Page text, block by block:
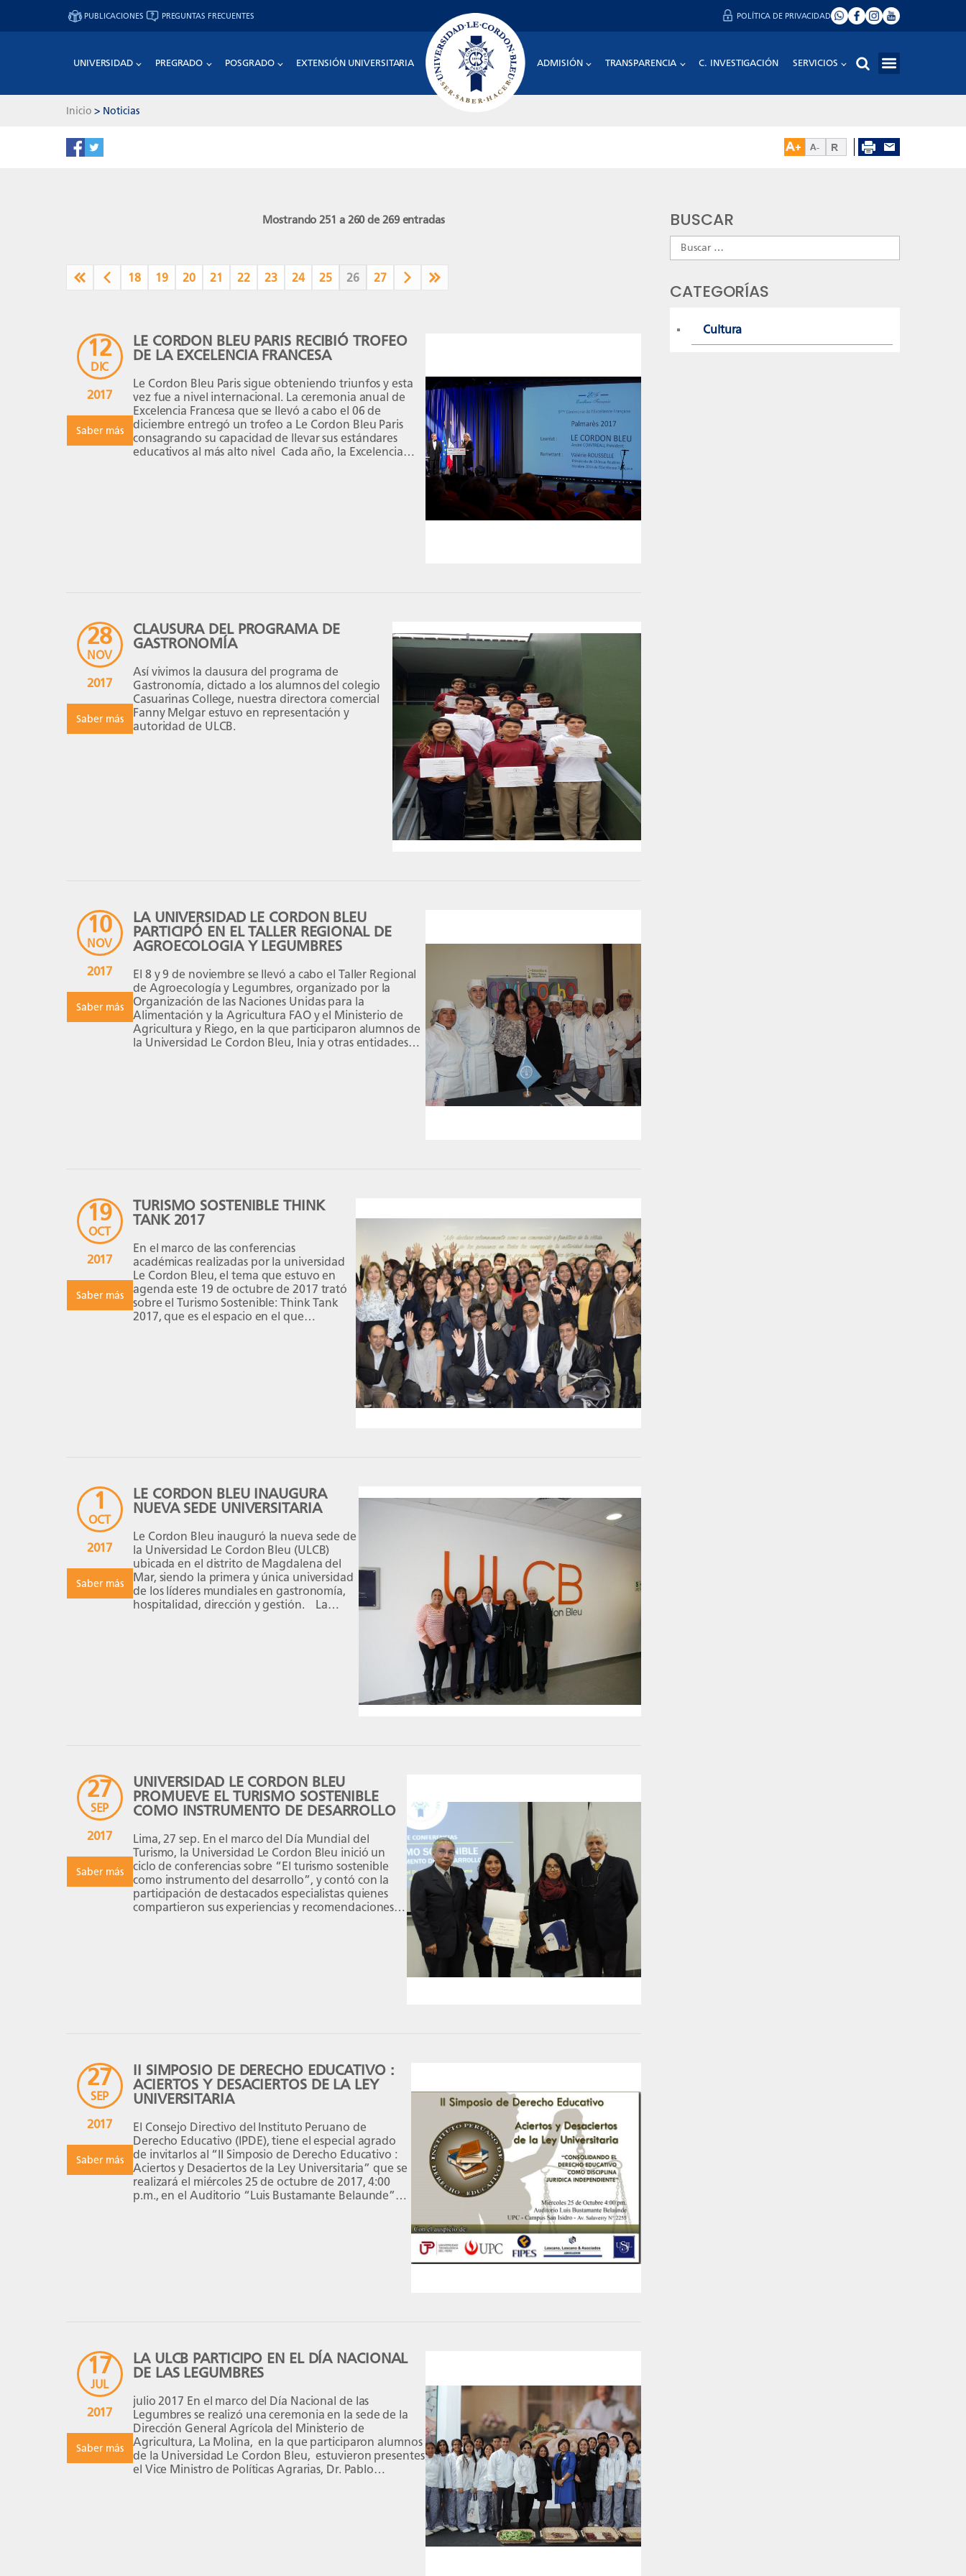
PUBLICACIONES PREGUNTAS FRECUENTES POLÍTICA DE PRIVACIDAD
UNIVERSIDAD PREGRADO POSGRADO EXTENSIÓN UNIVERSITARIA ADMISIÓN TRANSPARENCIA C. INVESTIGACIÓN SERVICIOS
Inicio > Noticias
Mostrando 251 a 260 de 269 entradas
18 19 20 21 22 23 24 25 26 27
12
DIC
2017
Saber más
LE CORDON BLEU PARIS RECIBIÓ TROFEO
DE LA EXCELENCIA FRANCESA
Le Cordon Bleu Paris sigue obteniendo triunfos y esta
vez fue a nivel internacional. La ceremonia anual de
Excelencia Francesa que se llevó a cabo el 06 de
diciembre entregó un trofeo a Le Cordon Bleu Paris
consagrando su capacidad de llevar sus estándares
educativos al más alto nivel Cada año, la Excelencia
28
NOV
2017
Saber más
CLAUSURA DEL PROGRAMA DE
GASTRONOMÍA
Así vivimos la clausura del programa de
Gastronomía, dictado a los alumnos del colegio
Casuarinas College, nuestra directora comercial
Fanny Melgar estuvo en representación y
autoridad de ULCB.
10
NOV
2017
Saber más
LA UNIVERSIDAD LE CORDON BLEU
PARTICIPÓ EN EL TALLER REGIONAL DE
AGROECOLOGIA Y LEGUMBRES
El 8 y 9 de noviembre se llevó a cabo el Taller Regional
de Agroecología y Legumbres, organizado por la
Organización de las Naciones Unidas para la
Alimentación y la Agricultura FAO y el Ministerio de
Agricultura y Riego, en la que participaron alumnos de
la Universidad Le Cordon Bleu, Inia y otras entidades
19
OCT
2017
Saber más
TURISMO SOSTENIBLE THINK
TANK 2017
En el marco de las conferencias
académicas realizadas por la universidad
Le Cordon Bleu, el tema que estuvo en
agenda este 19 de octubre de 2017 trató
sobre el Turismo Sostenible: Think Tank
2017, que es el espacio en el que
1
OCT
2017
Saber más
LE CORDON BLEU INAUGURA
NUEVA SEDE UNIVERSITARIA
Le Cordon Bleu inauguró la nueva sede de
la Universidad Le Cordon Bleu (ULCB)
ubicada en el distrito de Magdalena del
Mar, siendo la primera y única universidad
de los líderes mundiales en gastronomía,
hospitalidad, dirección y gestión. La
27
SEP
2017
Saber más
UNIVERSIDAD LE CORDON BLEU
PROMUEVE EL TURISMO SOSTENIBLE
COMO INSTRUMENTO DE DESARROLLO
Lima, 27 sep. En el marco del Día Mundial del
Turismo, la Universidad Le Cordon Bleu inició un
ciclo de conferencias sobre “El turismo sostenible
como instrumento del desarrollo”, y contó con la
participación de destacados especialistas quienes
compartieron sus experiencias y recomendaciones
27
SEP
2017
Saber más
II SIMPOSIO DE DERECHO EDUCATIVO :
ACIERTOS Y DESACIERTOS DE LA LEY
UNIVERSITARIA
El Consejo Directivo del Instituto Peruano de
Derecho Educativo (IPDE), tiene el especial agrado
de invitarlos al “II Simposio de Derecho Educativo :
Aciertos y Desaciertos de la Ley Universitaria” que se
realizará el miércoles 25 de octubre de 2017, 4:00
p.m., en el Auditorio “Luis Bustamante Belaunde”
17
JUL
2017
Saber más
LA ULCB PARTICIPO EN EL DÍA NACIONAL
DE LAS LEGUMBRES
julio 2017 En el marco del Día Nacional de las
Legumbres se realizó una ceremonia en la sede de la
Dirección General Agrícola del Ministerio de
Agricultura, La Molina, en la que participaron alumnos
de la Universidad Le Cordon Bleu, estuvieron presentes
el Vice Ministro de Políticas Agrarias, Dr. Pablo
BUSCAR
Buscar:
CATEGORÍAS
Cultura